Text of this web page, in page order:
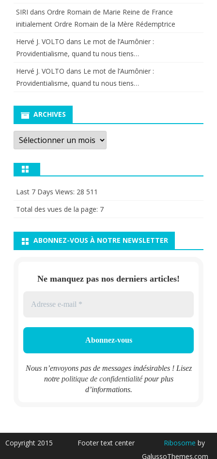
SIRI dans Ordre Romain de Marie Reine de France
initialement Ordre Romain de la Mère Rédemptrice
Hervé J. VOLTO dans Le mot de l’Aumônier :
Providentialisme, quand tu nous tiens…
Hervé J. VOLTO dans Le mot de l’Aumônier :
Providentialisme, quand tu nous tiens…
ARCHIVES
Archives
Last 7 Days Views: 28 511
Total des vues de la page: 7
ABONNEZ-VOUS À NOTRE NEWSLETTER
Ne manquez pas nos derniers articles!
Nous n’envoyons pas de messages indésirables ! Lisez
notre politique de confidentialitépour plus
d’informations.
Copyright 2015 Footer text center Ribosome by
GalussoThemes.com